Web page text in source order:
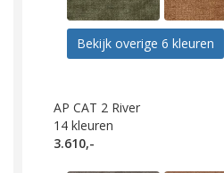
Bekijk overige 6 kleuren
AP CAT 2 River
14 kleuren
3.610,-